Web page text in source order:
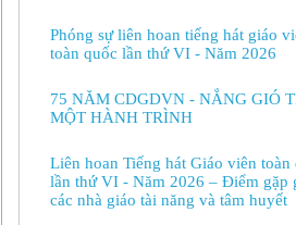
Phóng sự liên hoan tiếng hát giáo
toàn quốc lần thứ VI - Năm 2026
75 NĂM CDGDVN - NẮNG GIÓ
MỘT HÀNH TRÌNH
Liên hoan Tiếng hát Giáo viên toàn
lần thứ VI - Năm 2026 – Điểm gặp
các nhà giáo tài năng và tâm huyết